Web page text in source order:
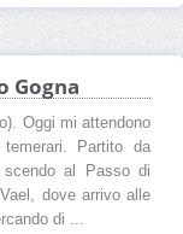
Gogna
Oggi mi attendono
Partito da
al Passo di
dove arrivo alle
di ...